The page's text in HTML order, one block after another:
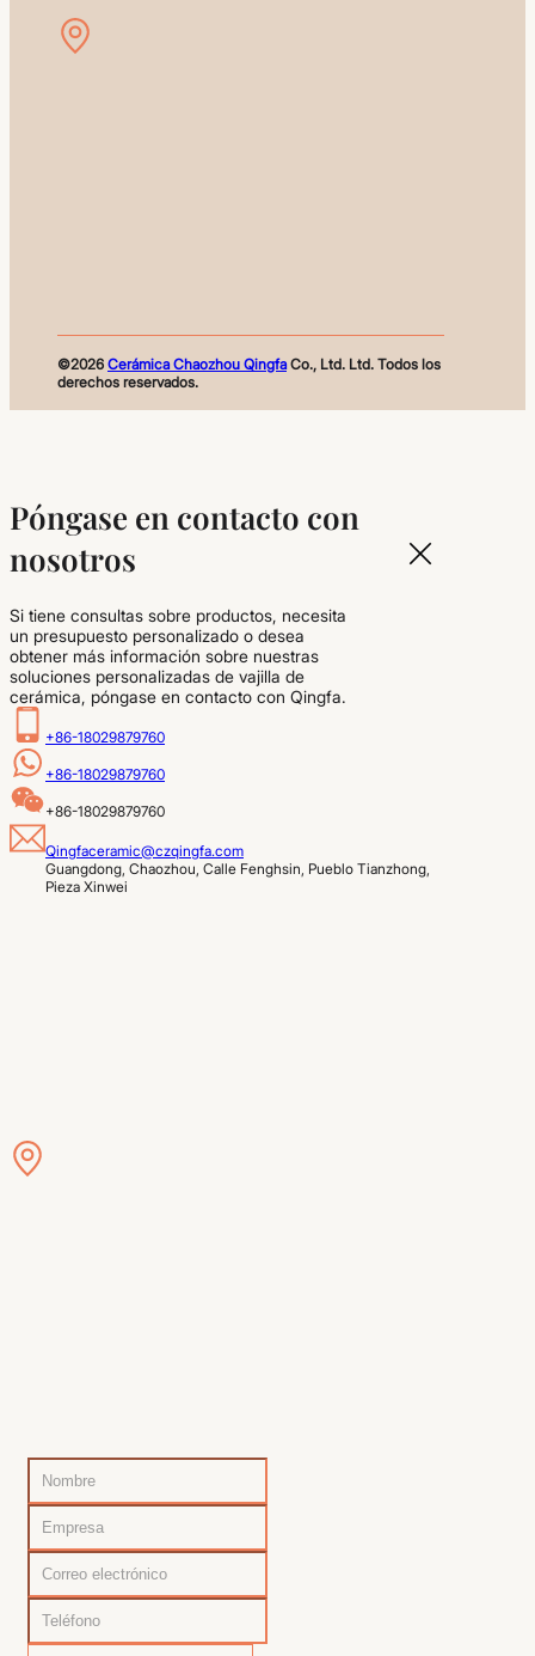
©2026 Cerámica Chaozhou QingfaCo., Ltd. Ltd. Todos los
derechos reservados.
Póngase en contacto con
nosotros
Si tiene consultas sobre productos, necesita
un presupuesto personalizado o desea
obtener más información sobre nuestras
soluciones personalizadas de vajilla de
cerámica, póngase en contacto con Qingfa.
+86-18029879760
+86-18029879760
+86-18029879760
Qingfaceramic@czqingfa.com
Guangdong, Chaozhou, Calle Fenghsin, Pueblo Tianzhong,
Pieza Xinwei